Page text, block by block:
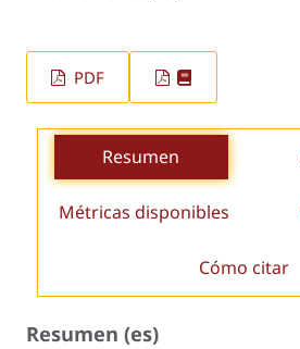
PDF
Resumen
Métricas disponibles
Cómo citar
Resumen (es)